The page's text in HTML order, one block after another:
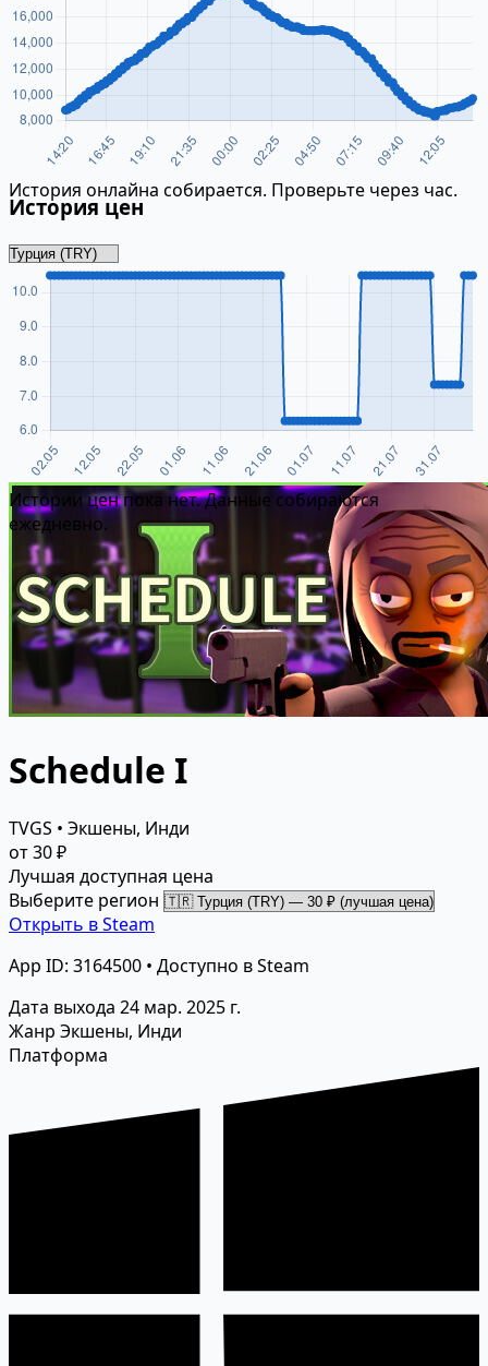
История онлайна собирается. Проверьте через час.
История цен
Истории цен пока нет. Данные собираются
ежедневно.
Schedule I
TVGS • Экшены, Инди
от 30 ₽
Лучшая доступная цена
Выберите регион
Открыть в Steam
App ID: 3164500 • Доступно в Steam
Дата выхода 24 мар. 2025 г.
Жанр Экшены, Инди
Платформа